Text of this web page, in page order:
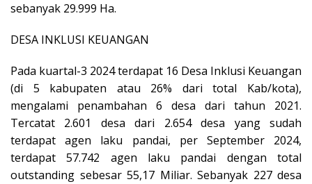
sebanyak 29.999 Ha.
DESA INKLUSI KEUANGAN
Pada kuartal-3 2024 terdapat 16 Desa Inklusi Keuangan
(di 5 kabupaten atau 26% dari total Kab/kota),
mengalami penambahan 6 desa dari tahun 2021.
Tercatat 2.601 desa dari 2.654 desa yang sudah
terdapat agen laku pandai, per September 2024,
terdapat 57.742 agen laku pandai dengan total
outstanding sebesar 55,17 Miliar. Sebanyak 227 desa